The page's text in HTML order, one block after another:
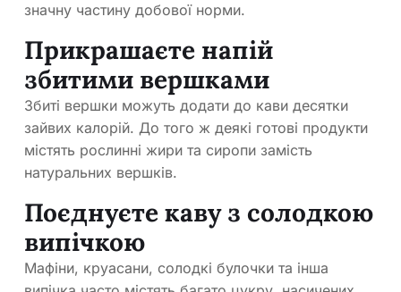
значну частину добової норми.
Прикрашаєте напій
збитими вершками
Збиті вершки можуть додати до кави десятки
зайвих калорій. До того ж деякі готові продукти
містять рослинні жири та сиропи замість
натуральних вершків.
Поєднуєте каву з солодкою
випічкою
Мафіни, круасани, солодкі булочки та інша